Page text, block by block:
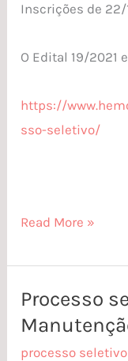
Inscrições de 22/
O Edital 19/2021
https://
sso-seletivo/
Read More »
Processo
processo seletivo
Processo
seletivo
–